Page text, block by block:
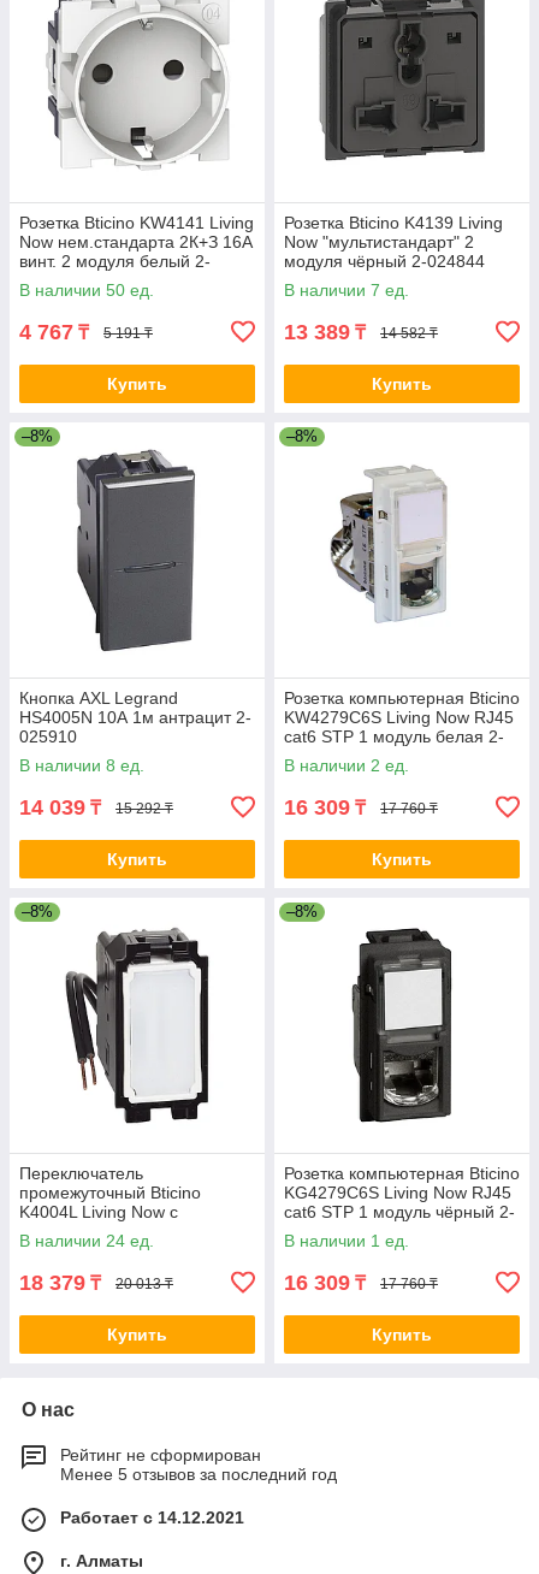
Розетка Bticino KW4141 Living
Now нем.стандарта 2К+З 16А
винт. 2 модуля белый 2-
020088
В наличии 50 ед.
4 767 ₸ 5 191 ₸
Купить
Розетка Bticino K4139 Living
Now "мультистандарт" 2
модуля чёрный 2-024844
В наличии 7 ед.
13 389 ₸ 14 582 ₸
Купить
–8%
Кнопка AXL Legrand
HS4005N 10А 1м антрацит 2-
025910
В наличии 8 ед.
14 039 ₸ 15 292 ₸
Купить
–8%
Розетка компьютерная Bticino
KW4279C6S Living Now RJ45
cat6 STP 1 модуль белая 2-
029393
В наличии 2 ед.
16 309 ₸ 17 760 ₸
Купить
–8%
Переключатель
промежуточный Bticino
K4004L Living Now с
подсветкой 10А 1 модуль 2-
030062
В наличии 24 ед.
18 379 ₸ 20 013 ₸
Купить
–8%
Розетка компьютерная Bticino
KG4279C6S Living Now RJ45
cat6 STP 1 модуль чёрный 2-
030631
В наличии 1 ед.
16 309 ₸ 17 760 ₸
Купить
О нас
Рейтинг не сформирован
Менее 5 отзывов за последний год
Работает с 14.12.2021
г. Алматы